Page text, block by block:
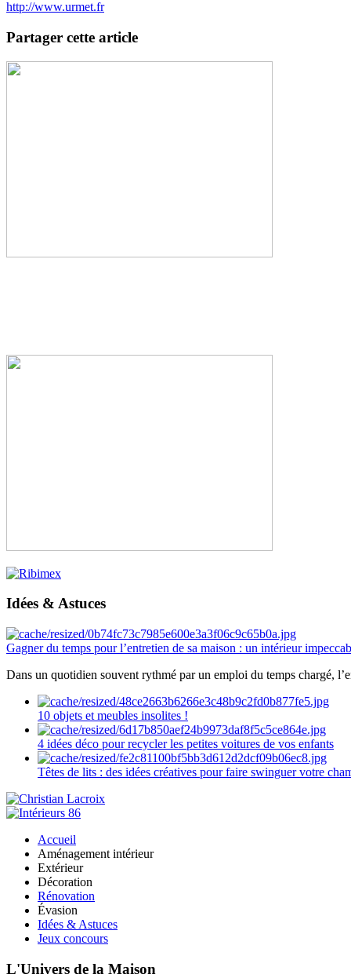
http://www.urmet.fr
Partager cette article
Idées & Astuces
Gagner du temps pour l’entretien de sa maison : un intérieur
Dans un quotidien souvent rythmé par un emploi du temps chargé,
10 objets et meubles insolites !
4 idées déco pour recycler les petites voitures de vos enfants
Têtes de lits : des idées créatives pour faire swinguer votre
Accueil
Aménagement intérieur
Extérieur
Décoration
Rénovation
Évasion
Idées & Astuces
Jeux concours
L'Univers de la Maison